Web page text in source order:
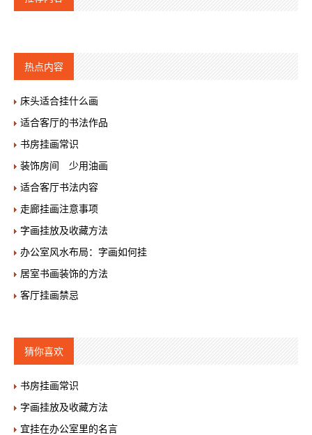
热点内容
床头适合挂什么画
适合客厅的书法作品
书房挂画常识
装饰房间 少用油画
适合客厅书法内容
走廊挂画注意事项
字画挂放及收藏方法
办公室风水布局：字画如何挂
居室书画装饰的方法
客厅挂画禁忌
猜你喜欢
书房挂画常识
字画挂放及收藏方法
宜挂在办公室里的名言